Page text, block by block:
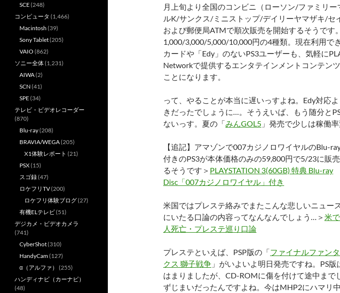
月上旬より全国のコンビニ（ローソン/ファミリー
ルK/サンクス/ミニストップ/デイリーヤマザキ/セ
および郵便局ATMで順次販売を開始するそうです
1,000/3,000/5,000/10,000円の4種類。現在利用で
カードや「Edy」のないPS3ユーザーも、気軽に
Networkで提供するエンタテインメントコンテン
ことになります。
って、やることが本当に遅いっすよね。Edy対応
きだったでしょうに…。そうえいば、もう随分と
ないっす。夏の「みんGOL5 」発売で少しは稼働
【追記】アマゾンで007カジノロワイヤルのBlu-
付きのPS3が本体価格のみの59,800円で5/23に販
るそうです＞ PLAYSTATION 3(60GB) 特典 Blu-ray
Disc「007カジノロワイヤル」付き
米国ではプレステ絡みでまたこんな悲しいニュー
にいたる口論の内容ってなんなんでしょう…＞ 米
人死亡・プレステ巡り口論
プレステといえば、PSP版の「ファイナルファン
クス 獅子戦争 」がいよいよ明日発売ですね。PS版
はまりましたが、CD-ROMに傷を付けて途中まで
ずじまいだったんですよね。今はMHP2にハマリ
SCE(248)
コンピュータ (1,466)
Macintosh (39)
Sony Tablet(205)
VAIO (862)
ソニー全体(1,231)
AIWA(2)
SCN (41)
SPE(34)
テレビ・ビデオレコーダー
(870)
Blu-ray(208)
BRAVIA/WEGA(205)
X1体験レポート (21)
PSX(15)
スゴ録(47)
ロケフリTV(200)
ロケフリ体験ブログ(27)
有機ELテレビ(51)
デジカメ・ビデオカメラ
(741)
CyberShot(310)
HandyCam(127)
α（アルファ） (255)
ハンディナビ（カーナビ）
(48)